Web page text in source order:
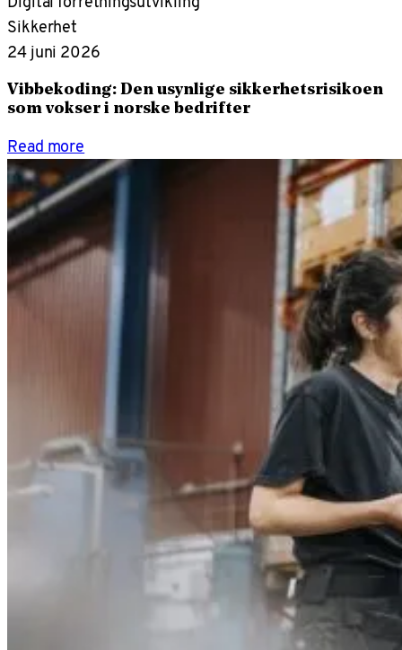
Sikkerhet
24 juni 2026
Vibbekoding: Den usynlige sikkerhetsrisikoen
som vokser i norske bedrifter
Read more